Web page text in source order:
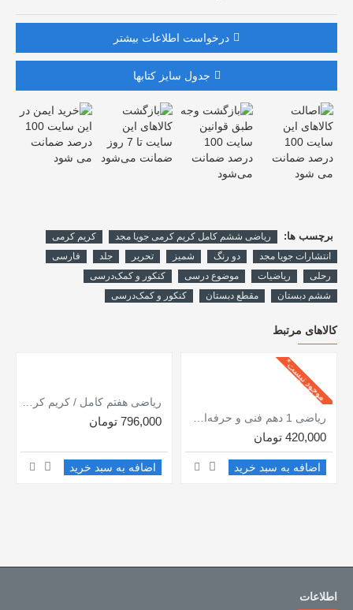
درخواست اطلاعات بیشتر
جدول سایز کتابها
برچسب ها: ریاضی ششم کامل کریم کرمی جویا مجد
کریم کرمی
انتشارات جویا مجد
دو رنگ شمیز تحریر جلد
فارسی
رحلی
ریاضیات موضوع درسی
کنکور و کمک‌درسی
ششم دبستان
مقطع دبستان کنکور و کمک‌درسی
کالاهای مرتبط
موجود نیست*
ریاضی 1 دهم فنی و حرفه‌ای - کاردانش / کتاب کامل / کریم کرمی / جویا مجد
420,000 تومان
اضافه به سبد خرید
ریاضی هفتم کامل / کریم کرمی / جویا مجد
796,000 تومان
اضافه به سبد خرید
اطلاعات